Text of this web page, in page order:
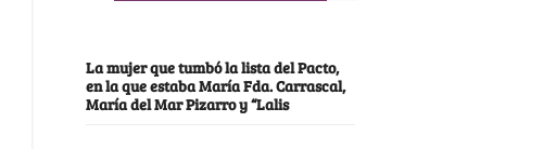
La mujer que tumbó la lista del Pacto,
en la que estaba María Fda. Carrascal,
María del Mar Pizarro y “Lalis